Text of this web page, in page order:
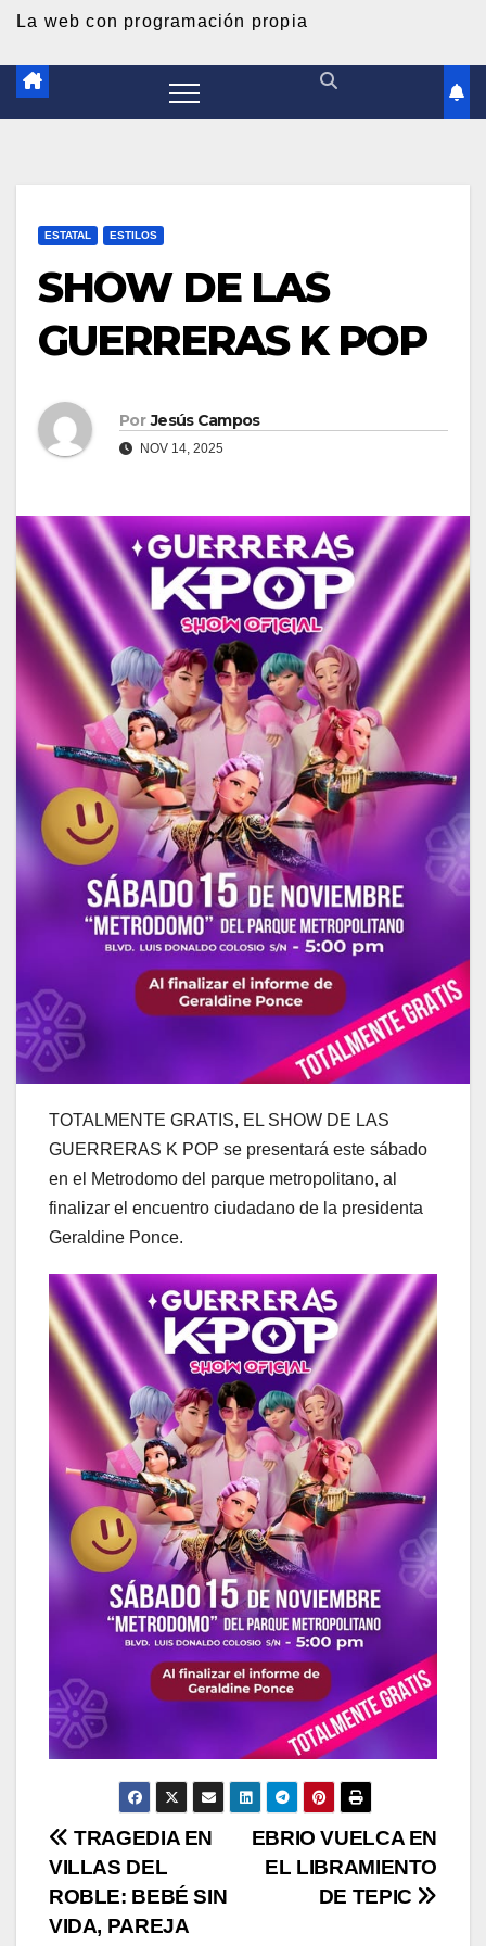
La web con programación propia
ESTATAL ESTILOS
SHOW DE LAS
GUERRERAS K POP
Por Jesús Campos
NOV 14, 2025
TOTALMENTE GRATIS, EL SHOW DE LAS
GUERRERAS K POP se presentará este sábado
en el Metrodomo del parque metropolitano, al
finalizar el encuentro ciudadano de la presidenta
Geraldine Ponce.
N
a
v
EBRIO VUELCA EN
EL LIBRAMIENTO
DE TEPIC
TRAGEDIA EN
VILLAS DEL
ROBLE: BEBÉ SIN
VIDA, PAREJA